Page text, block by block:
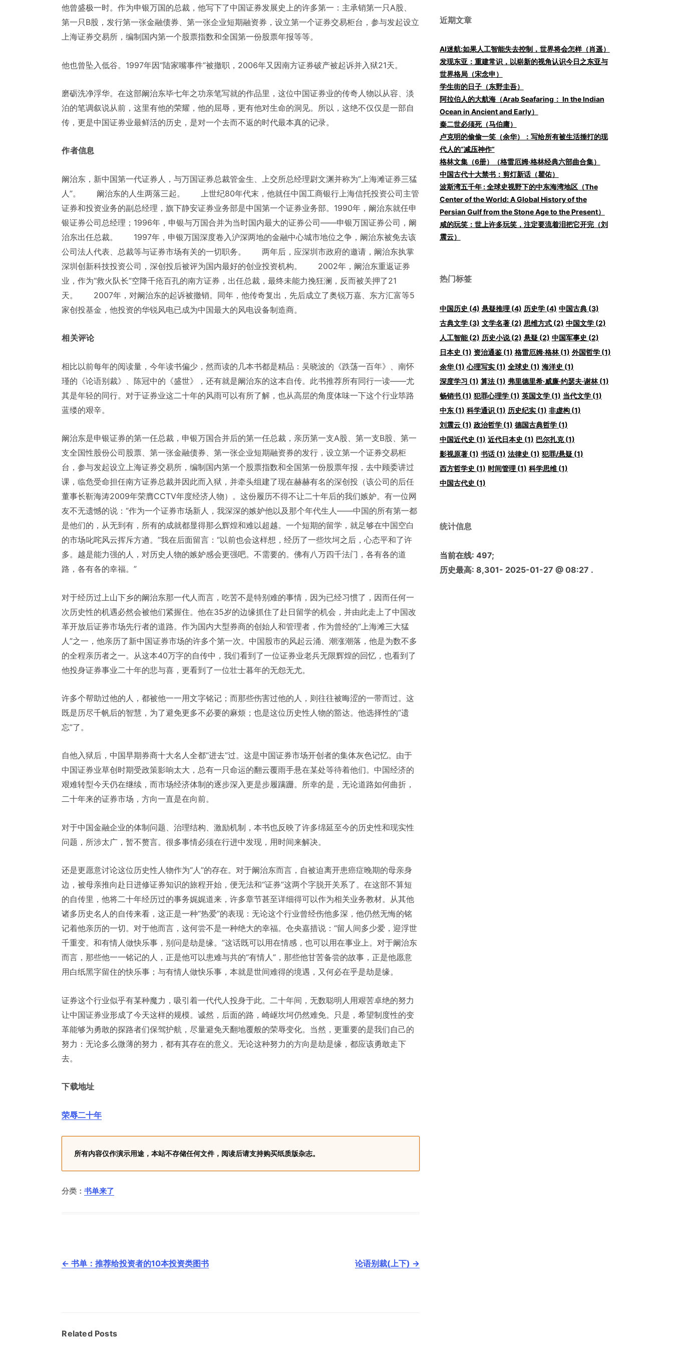
他曾盛极一时。作为申银万国的总裁，他写下了中国证券发展史上的许多第一：主承销第一只A股、
第一只B股，发行第一张金融债券、第一张企业短期融资券，设立第一个证券交易柜台，参与发起设立
上海证券交易所，编制国内第一个股票指数和全国第一份股票年报等等。
他也曾坠入低谷。1997年因“陆家嘴事件”被撤职，2006年又因南方证券破产被起诉并入狱21天。
磨砺洗净浮华。在这部阚治东毕七年之功亲笔写就的作品里，这位中国证券业的传奇人物以从容、淡
泊的笔调叙说从前，这里有他的荣耀，他的屈辱，更有他对生命的洞见。所以，这绝不仅仅是一部自
传，更是中国证券业最鲜活的历史，是对一个去而不返的时代最本真的记录。
作者信息
阚治东，新中国第一代证券人，与万国证券总裁管金生、上交所总经理尉文渊并称为“上海滩证券三猛
人”。 阚治东的人生两落三起。 上世纪80年代末，他就任中国工商银行上海信托投资公司主管
证券和投资业务的副总经理，旗下静安证券业务部是中国第一个证券业务部。1990年，阚治东就任申
银证券公司总经理；1996年，申银与万国合并为当时国内最大的证券公司——申银万国证券公司，阚
治东出任总裁。 1997年，申银万国深度卷入沪深两地的金融中心城市地位之争，阚治东被免去该
公司法人代表、总裁等与证券市场有关的一切职务。 两年后，应深圳市政府的邀请，阚治东执掌
深圳创新科技投资公司，深创投后被评为国内最好的创业投资机构。 2002年，阚治东重返证券
业，作为“救火队长”空降千疮百孔的南方证券，出任总裁，最终未能力挽狂澜，反而被关押了21
天。 2007年，对阚治东的起诉被撤销。同年，他传奇复出，先后成立了奥锐万嘉、东方汇富等5
家创投基金，他投资的华锐风电已成为中国最大的风电设备制造商。
相关评论
相比以前每年的阅读量，今年读书偏少，然而读的几本书都是精品：吴晓波的《跌荡一百年》、南怀
瑾的《论语别裁》、陈冠中的《盛世》，还有就是阚治东的这本自传。此书推荐所有同行一读——尤
其是年轻的同行。对于证券业这二十年的风雨可以有所了解，也从高层的角度体味一下这个行业筚路
蓝缕的艰辛。
阚治东是申银证券的第一任总裁，申银万国合并后的第一任总裁，亲历第一支A股、第一支B股、第一
支全国性股份公司股票、第一张金融债券、第一张企业短期融资券的发行，设立第一个证券交易柜
台，参与发起设立上海证券交易所，编制国内第一个股票指数和全国第一份股票年报，去中顾委讲过
课，临危受命担任南方证券总裁并因此而入狱，并牵头组建了现在赫赫有名的深创投（该公司的后任
董事长靳海涛2009年荣膺CCTV年度经济人物）。这份履历不得不让二十年后的我们嫉妒。有一位网
友不无遗憾的说：“作为一个证券市场新人，我深深的嫉妒他以及那个年代生人——中国的所有第一都
是他们的，从无到有，所有的成就都显得那么辉煌和难以超越。一个短期的留学，就足够在中国空白
的市场叱咤风云挥斥方遒。”我在后面留言：“以前也会这样想，经历了一些坎坷之后，心态平和了许
多。越是能力强的人，对历史人物的嫉妒感会更强吧。不需要的。佛有八万四千法门，各有各的道
路，各有各的幸福。”
对于经历过上山下乡的阚治东那一代人而言，吃苦不是特别难的事情，因为已经习惯了，因而任何一
次历史性的机遇必然会被他们紧握住。他在35岁的边缘抓住了赴日留学的机会，并由此走上了中国改
革开放后证券市场先行者的道路。作为国内大型券商的创始人和管理者，作为曾经的“上海滩三大猛
人”之一，他亲历了新中国证券市场的许多个第一次。中国股市的风起云涌、潮涨潮落，他是为数不多
的全程亲历者之一。从这本40万字的自传中，我们看到了一位证券业老兵无限辉煌的回忆，也看到了
他投身证券事业二十年的悲与喜，更看到了一位壮士暮年的无怨无尤。
许多个帮助过他的人，都被他一一用文字铭记；而那些伤害过他的人，则往往被晦涩的一带而过。这
既是历尽千帆后的智慧，为了避免更多不必要的麻烦；也是这位历史性人物的豁达。他选择性的“遗
忘”了。
自他入狱后，中国早期券商十大名人全都“进去”过。这是中国证券市场开创者的集体灰色记忆。由于
中国证券业草创时期受政策影响太大，总有一只命运的翻云覆雨手悬在某处等待着他们。中国经济的
艰难转型今天仍在继续，而市场经济体制的逐步深入更是步履蹒跚。所幸的是，无论道路如何曲折，
二十年来的证券市场，方向一直是在向前。
对于中国金融企业的体制问题、治理结构、激励机制，本书也反映了许多绵延至今的历史性和现实性
问题，所涉太广，暂不赘言。很多事情必须在行进中发现，用时间来解决。
还是更愿意讨论这位历史性人物作为“人”的存在。对于阚治东而言，自被迫离开患癌症晚期的母亲身
边，被母亲推向赴日进修证券知识的旅程开始，便无法和“证券”这两个字脱开关系了。在这部不算短
的自传里，他将二十年经历过的事务娓娓道来，许多章节甚至详细得可以作为相关业务教材。从其他
诸多历史名人的自传来看，这正是一种“热爱”的表现：无论这个行业曾经伤他多深，他仍然无悔的铭
记着他亲历的一切。对于他而言，这何尝不是一种绝大的幸福。仓央嘉措说：“留人间多少爱，迎浮世
千重变。和有情人做快乐事，别问是劫是缘。”这话既可以用在情感，也可以用在事业上。对于阚治东
而言，那些他一一铭记的人，正是他可以患难与共的“有情人”，那些他甘苦备尝的故事，正是他愿意
用白纸黑字留住的快乐事；与有情人做快乐事，本就是世间难得的境遇，又何必在乎是劫是缘。
证券这个行业似乎有某种魔力，吸引着一代代人投身于此。二十年间，无数聪明人用艰苦卓绝的努力
让中国证券业形成了今天这样的规模。诚然，后面的路，崎岖坎坷仍然难免。只是，希望制度性的变
革能够为勇敢的探路者们保驾护航，尽量避免天翻地覆般的荣辱变化。当然，更重要的是我们自己的
努力：无论多么微薄的努力，都有其存在的意义。无论这种努力的方向是劫是缘，都应该勇敢走下
去。
下载地址
荣辱二十年
所有内容仅作演示用途，本站不存储任何文件，阅读后请支持购买纸质版杂志。
分类：书单来了
文
章
← 书单：推荐给投资者的10本投资类图书 论语别裁(上下) →
Related Posts
近期文章
AI迷航:如果人工智能失去控制，世界将会怎样（肖遥）
发现东亚：重建常识，以崭新的视角认识今日之东亚与
世界格局（宋念申）
学生街的日子（东野圭吾）
阿拉伯人的大航海（Arab Seafaring： In the Indian
Ocean in Ancient and Early）
秦二世必须死（马伯庸）
卢克明的偷偷一笑（余华）：写给所有被生活捶打的现
代人的“减压神作”
格林文集（6册）（格雷厄姆·格林经典六部曲合集）
中国古代十大禁书：剪灯新话（瞿佑）
波斯湾五千年 : 全球史视野下的中东海湾地区（The
Center of the World: A Global History of the
Persian Gulf from the Stone Age to the Present）
咸的玩笑：世上许多玩笑，注定要流着泪把它开完（刘
震云）
热门标签
中国历史 (4) 悬疑推理(4) 历史学(4) 中国古典(3)
古典文学(3) 文学名著(2) 思维方式(2) 中国文学(2)
人工智能(2) 历史小说(2) 悬疑(2) 中国军事史 (2)
日本史 (1) 资治通鉴(1) 格雷厄姆·格林(1) 外国哲学(1)
余华(1) 心理写实(1) 全球史 (1) 海洋史 (1)
深度学习 (1) 算法(1) 弗里德里希·威廉·约瑟夫·谢林(1)
畅销书(1) 犯罪心理学(1) 英国文学(1) 当代文学(1)
中东(1) 科学通识 (1) 历史纪实(1) 非虚构(1)
刘震云(1) 政治哲学(1) 德国古典哲学(1)
中国近代史 (1) 近代日本史 (1) 巴尔扎克(1)
影视原著(1) 书话(1) 法律史 (1) 犯罪/悬疑(1)
西方哲学史 (1) 时间管理(1) 科学思维(1)
中国古代史 (1)
统计信息
当前在线: 497;
历史最高: 8,301- 2025-01-27 @ 08:27 .